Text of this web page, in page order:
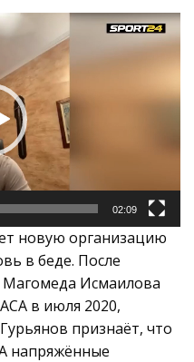
02:09
новую организацию
в беде. После
Магомеда Исмаилова
в июля 2020,
признаёт, что
напряжённые